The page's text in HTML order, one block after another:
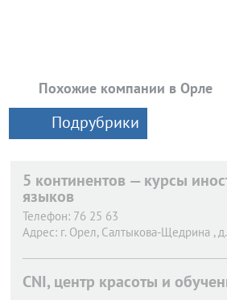
Похожие компании в Орле
Подрубрики
5 континентов — курсы
языков
Телефон: 76 25 63
Адрес: г. Орел, Салтыкова-Щедрина ,
CNI, центр красоты и